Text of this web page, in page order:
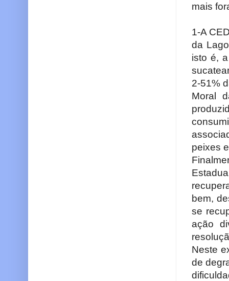
mais
1-A
da
isto é,
2-51%
Moral
peixes
bem,
se
ação
Neste
de